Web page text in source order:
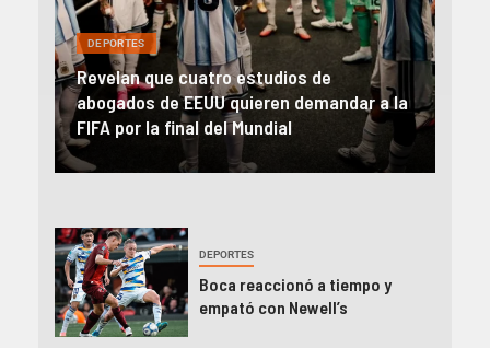
DEPORTES
Revelan que cuatro estudios de
abogados de EEUU quieren demandar a la
FIFA por la final del Mundial
DEPORTES
Boca reaccionó a tiempo y
empató con Newell’s